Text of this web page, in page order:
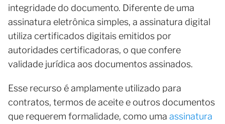
integridade do documento. Diferente de uma
assinatura eletrônica simples, a assinatura digital
utiliza certificados digitais emitidos por
autoridades certificadoras, o que confere
validade jurídica aos documentos assinados.
Esse recurso é amplamente utilizado para
contratos, termos de aceite e outros documentos
que requerem formalidade, como uma assinatura